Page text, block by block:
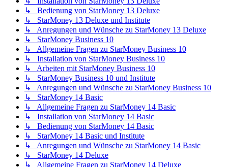
↳ Bedienung von StarMoney 13 Deluxe
↳ StarMoney 13 Deluxe und Institute
↳ Anregungen und Wünsche zu StarMoney 13 Deluxe
↳ StarMoney Business 10
↳ Allgemeine Fragen zu StarMoney Business 10
↳ Installation von StarMoney Business 10
↳ Arbeiten mit StarMoney Business 10
↳ StarMoney Business 10 und Institute
↳ Anregungen und Wünsche zu StarMoney Business 10
↳ StarMoney 14 Basic
↳ Allgemeine Fragen zu StarMoney 14 Basic
↳ Installation von StarMoney 14 Basic
↳ Bedienung von StarMoney 14 Basic
↳ StarMoney 14 Basic und Institute
↳ Anregungen und Wünsche zu StarMoney 14 Basic
↳ StarMoney 14 Deluxe
↳ Allgemeine Fragen zu StarMoney 14 Deluxe